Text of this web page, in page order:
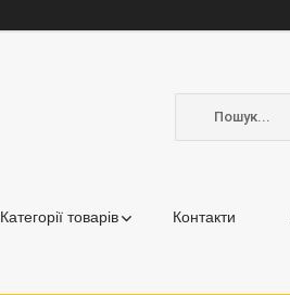
Категорії товарів Контакти